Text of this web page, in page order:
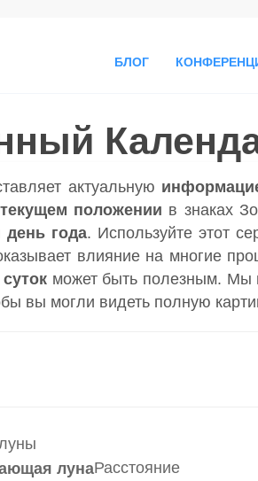
БЛОГ
актуальную
текущем положении в знаках
день года. Используйте этот
влияние на многие
может быть полезным. Мы
вы могли видеть полную
лунаРасстояние